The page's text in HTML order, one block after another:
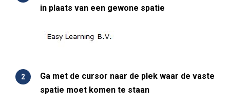
in plaats van een gewone spatie
Ga met de cursor naar de plek waar de vaste
spatie moet komen te staan